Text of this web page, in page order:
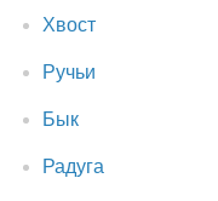
Хвост
Ручьи
Бык
Радуга